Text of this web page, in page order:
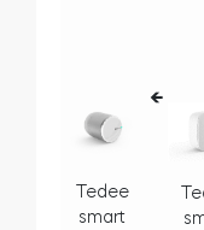
Tedee
smart
🡸